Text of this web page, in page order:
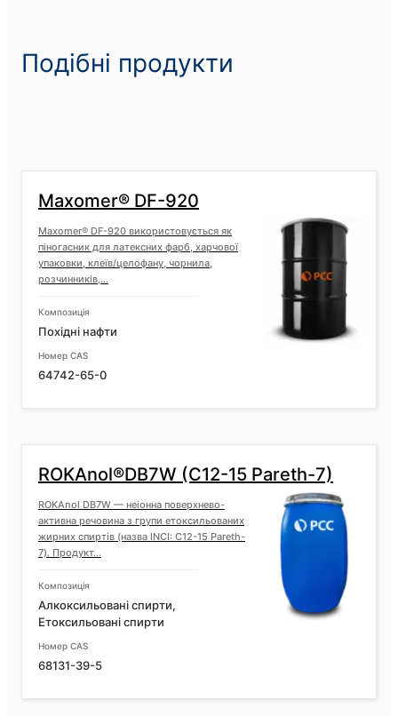
Подібні продукти
Maxomer® DF-920
Maxomer® DF-920 використовується як
піногасник для латексних фарб, харчової
упаковки, клеїв/целофану, чорнила,
розчинників,...
Композиція
Похідні нафти
Номер CAS
64742-65-0
ROKAnol®DB7W (C12-15 Pareth-7)
ROKAnol DB7W — неіонна поверхнево-
активна речовина з групи етоксильованих
жирних спиртів (назва INCI: C12-15 Pareth-
7). Продукт...
Композиція
Алкоксильовані спирти,
Етоксильовані спирти
Номер CAS
68131-39-5